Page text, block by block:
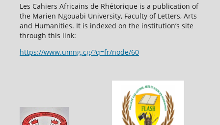
Les Cahiers Africains de Rhétorique is a publication of
the Marien Ngouabi University, Faculty of Letters, Arts
and Humanities. It is indexed on the institution’s site
through this link:
https://www.umng.cg/?q=fr/node/60